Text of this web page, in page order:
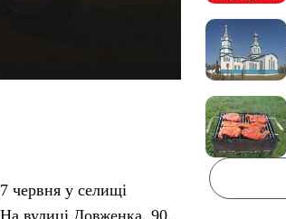
червня у селищі